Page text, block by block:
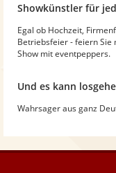
Showkünstler für
Egal ob Hochzeit,
Betriebsfeier - feiern Sie
Show mit eventpeppers.
Und es kann
Wahrsager aus ganz